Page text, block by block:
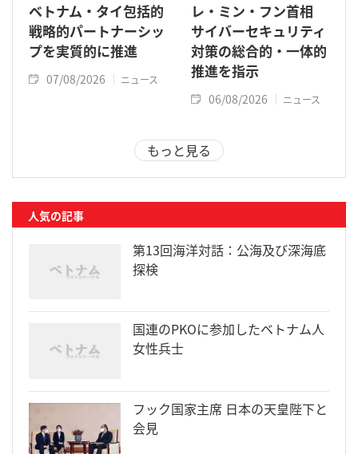
ベトナム・タイ包括的
戦略的パートナーシッ
プを実質的に推進
07/08/2026 ニュース
レ・ミン・フン首相
サイバーセキュリティ
対策の総合的・一体的
推進を指示
06/08/2026 ニュース
もっと見る
人気の記事
第13回海洋対話：公海及び深海底
探検
国連のPKOに参加したベトナム人
女性兵士
フック国家主席 日本の天皇陛下と
会見